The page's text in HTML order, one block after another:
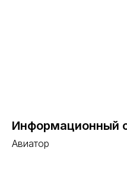
Информационный
Авиатор